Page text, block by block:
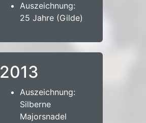
Auszeichnung:
25 Jahre (Gilde)
2013
Auszeichnung:
Silberne
Majorsnadel